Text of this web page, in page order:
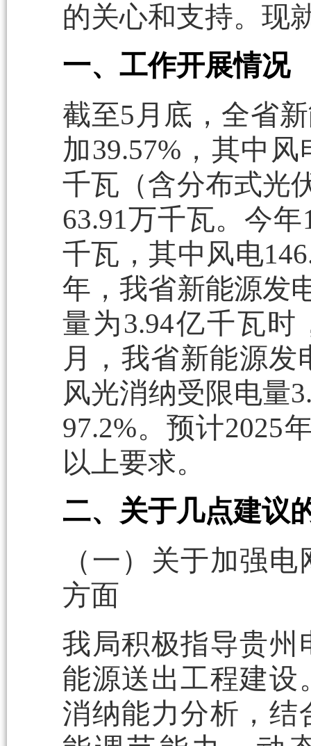
的关心和支持。现
一、工作开展情况
截至5月底，全省
加39.57%，其中
千瓦（含分布式光
63.91万千瓦。今
千瓦，其中风电
年，我省新能源发
量为3.94亿千瓦时
月，我省新能源发
风光消纳受限电量
97.2%。预计2025
以上要求。
二、关于几点建议
（一）关于加强
方面
我局积极指导贵州
能源送出工程建设
消纳能力分析，结